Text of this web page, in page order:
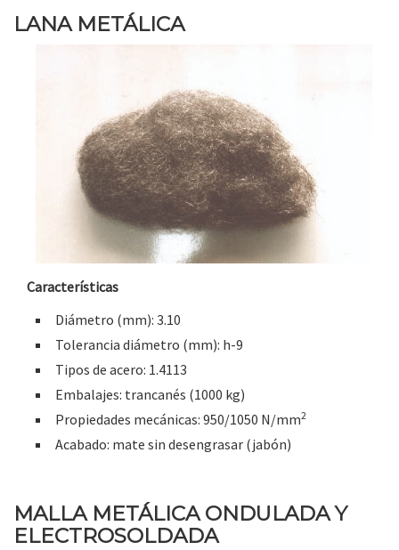
LANA METÁLICA
Características
Diámetro (mm): 3.10
Tolerancia diámetro (mm): h-9
Tipos de acero: 1.4113
Embalajes: trancanés (1000 kg)
Propiedades mecánicas: 950/1050 N/mm2
Acabado: mate sin desengrasar (jabón)
MALLA METÁLICA ONDULADA Y
ELECTROSOLDADA